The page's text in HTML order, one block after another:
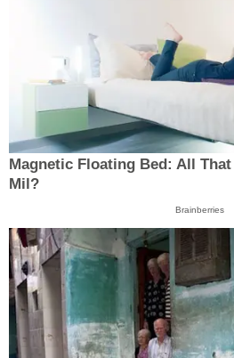
Magnetic Floating Bed: All
Mil?
Brainberries